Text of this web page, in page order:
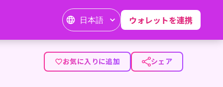
日本語 ウォレットを連携
お気に入りに追加 シェア